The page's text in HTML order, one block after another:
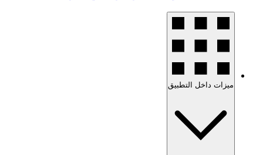
ميزات داخل التطبيق